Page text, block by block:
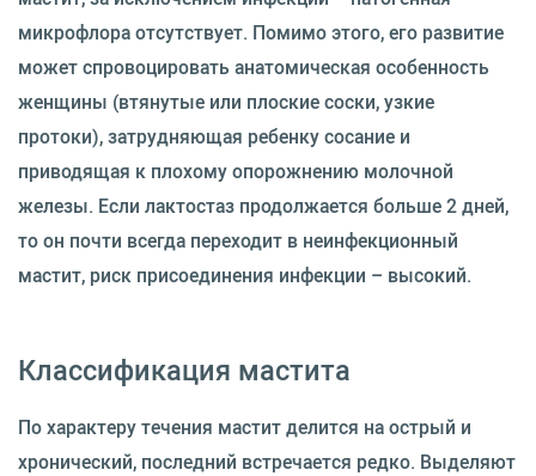
микрофлора отсутствует. Помимо этого, его развитие
может спровоцировать анатомическая особенность
женщины (втянутые или плоские соски, узкие
протоки), затрудняющая ребенку сосание и
приводящая к плохому опорожнению молочной
железы. Если лактостаз продолжается больше 2 дней,
то он почти всегда переходит в неинфекционный
мастит, риск присоединения инфекции – высокий.
Классификация мастита
По характеру течения мастит делится на острый и
хронический, последний встречается редко. Выделяют